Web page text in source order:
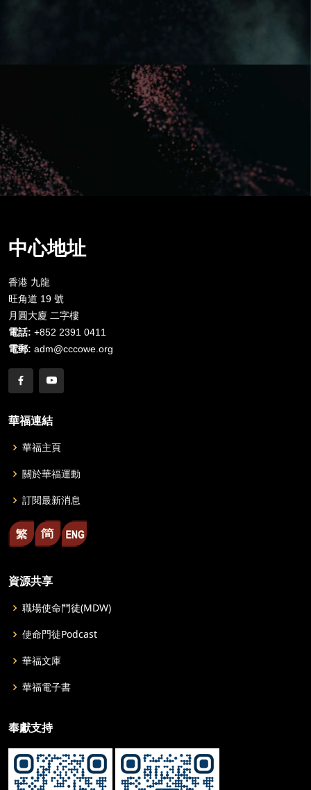
中心地址
香港 九龍
旺角道 19 號
月圓大廈 二字樓
電話: +852 2391 0411
電郵: adm@cccowe.org
華福連結
華福主頁
關於華福運動
訂閱最新消息
資源共享
職場使命門徒(MDW)
使命門徒Podcast
華福文庫
華福電子書
奉獻支持